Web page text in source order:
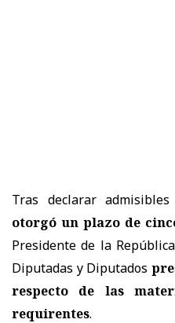
Tras declarar
otorgó un plazo de
Presidente de la
Diputadas y Diputados
respecto de las
requirentes.